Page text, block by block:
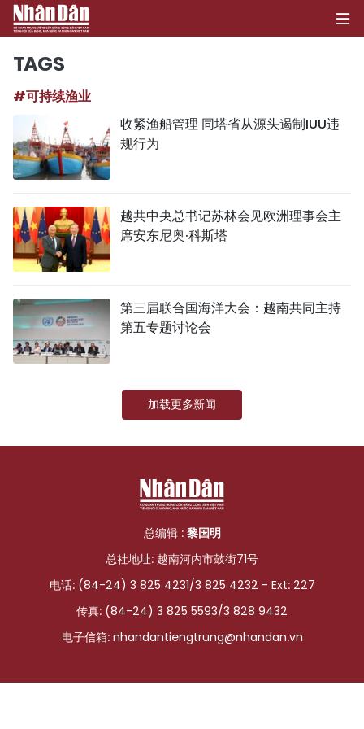
政治
社会
文化
旅游
史海
多功能媒体
图表新闻
图库
TAGS
#可持续渔业
收紧渔船管理 同塔省从源头遏制IUU违
规行为
越共中央总书记苏林会见欧洲理事会主
席安东尼奥·科斯塔
第三届联合国海洋大会：越南共同主持
第五专题讨论会
加载更多新闻
总编辑 : 黎国明
总社地址: 越南河内市鼓街71号
电话: (84-24) 3 825 4231/3 825 4232 - Ext: 227
传真: (84-24) 3 825 5593/3 828 9432
电子信箱: nhandantiengtrung@nhandan.vn